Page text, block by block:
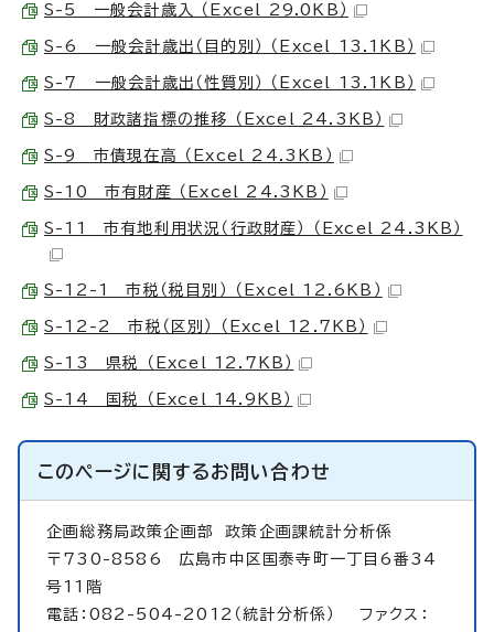
S-5 一般会計歳入 （Excel 29.0KB）
S-6 一般会計歳出（目的別） （Excel 13.1KB）
S-7 一般会計歳出（性質別） （Excel 13.1KB）
S-8 財政諸指標の推移 （Excel 24.3KB）
S-9 市債現在高 （Excel 24.3KB）
S-10 市有財産 （Excel 24.3KB）
S-11 市有地利用状況（行政財産） （Excel 24.3KB）
S-12-1 市税（税目別） （Excel 12.6KB）
S-12-2 市税（区別） （Excel 12.7KB）
S-13 県税 （Excel 12.7KB）
S-14 国税 （Excel 14.9KB）
このページに関するお問い合わせ
企画総務局政策企画部政策企画課統計分析係
〒730-8586 広島市中区国泰寺町一丁目6番34
号11階
電話：082-504-2012（統計分析係） ファクス：